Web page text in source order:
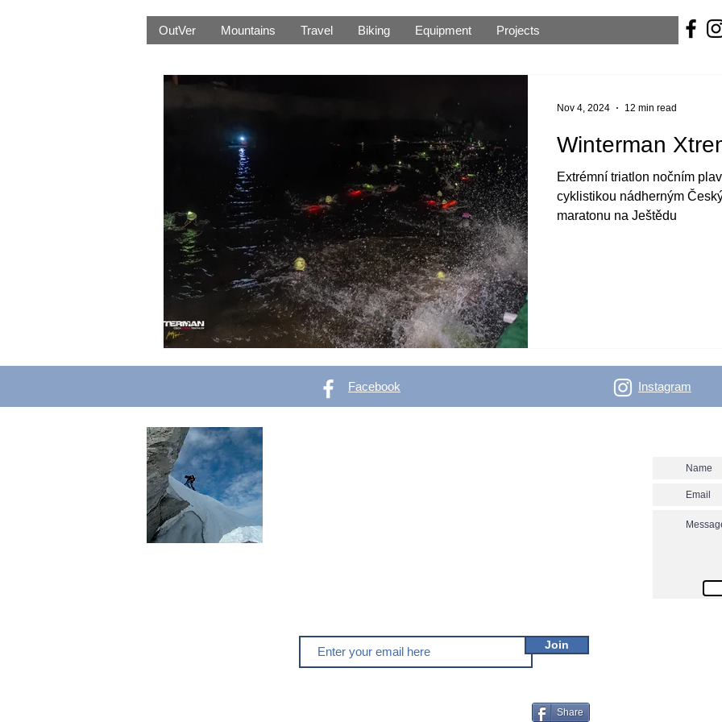
OutVer Mountains Travel Biking Equipment Projects
Winterman
Extrémní triatlon nočním
cyklistikou nádherným
maratonu na Ještědu
Nov 4, 2024 12 min read
Facebook Instagram
Join
Share